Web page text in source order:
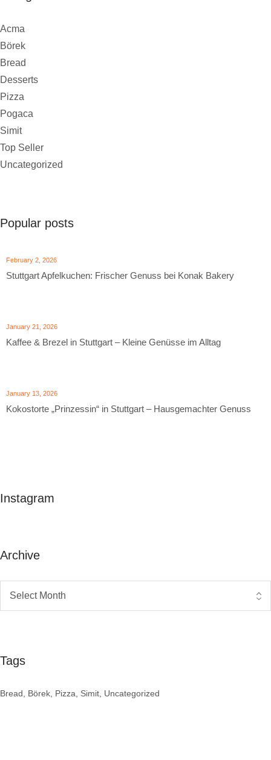
Acma
Börek
Bread
Desserts
Pizza
Pogaca
Simit
Top Seller
Uncategorized
Popular posts
February 2, 2026
Stuttgart Apfelkuchen: Frischer Genuss bei Konak Bakery
January 21, 2026
Kaffee & Brezel in Stuttgart – Kleine Genüsse im Alltag
January 13, 2026
Kokostorte „Prinzessin“ in Stuttgart – Hausgemachter Genuss
Instagram
Archive
Tags
Bread Börek Pizza Simit Uncategorized